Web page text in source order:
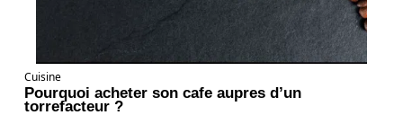
Cuisine
Pourquoi acheter son cafe aupres d’un
torrefacteur ?